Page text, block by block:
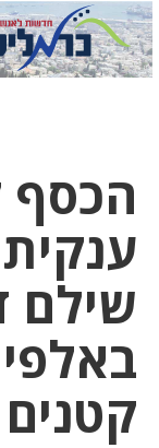
הכסף
שילם
קטנים